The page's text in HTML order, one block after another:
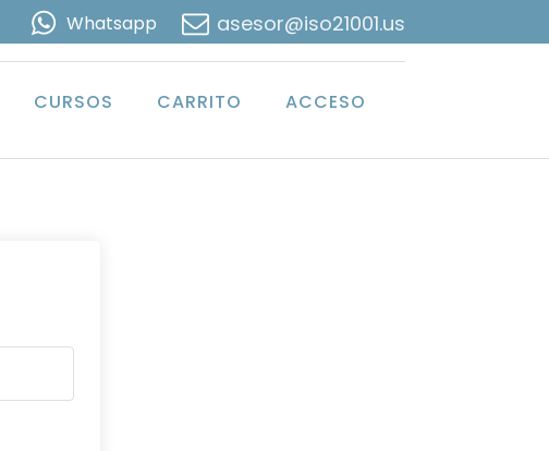
Whatsapp asesor@iso21001.us
CURSOS CARRITO ACCESO